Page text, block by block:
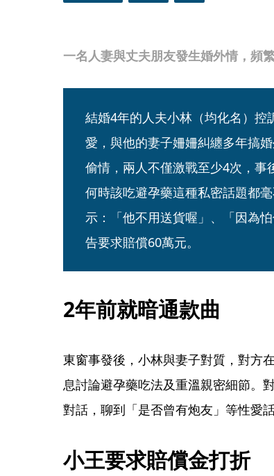
一名人妻與丈夫朋友發生婚外情，頻
結婚4年的人夫小林（均化名）控
愛，與他的妻子姍姍糾纏多年搞
偷情，兩人不僅激戰至少4次，事
何時該吃避孕藥這種私密話題都
示：「他不用送貨喔」、「因為
告要求賠償60萬元。
2年前就暗通款曲
東窗事發後，小林與妻子對質，對方
息討論避孕藥吃法及重溫親密細節。
對話，聊到「是否曾有炮友」等性愛話
小王要求賠償金打折